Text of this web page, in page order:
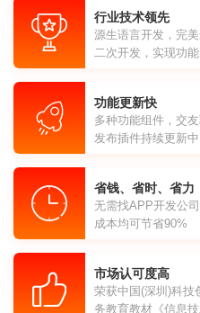
行业技术领先
源生语言开发，完
二次开发，实现功
功能更新快
多种功能组件，交
发布插件持续更新中
省钱、省时、省力
无需找APP开发公
成本均可节省90%
市场认可度高
荣获中国(深圳)科技
务教育教材《信息技